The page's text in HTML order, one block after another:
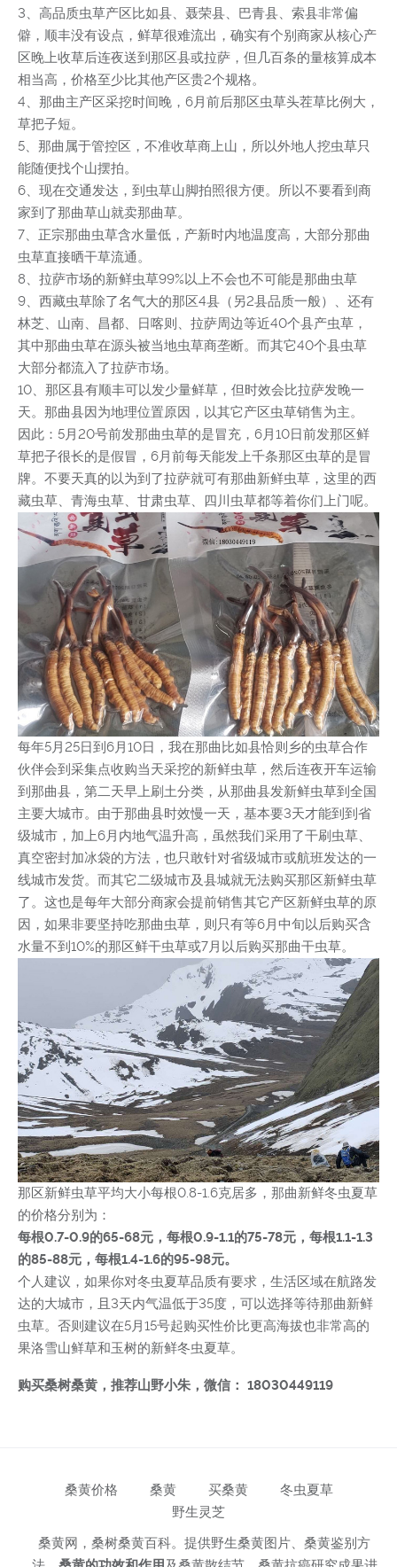
3、高品质虫草产区比如县、聂荣县、巴青县、索县非常偏
僻，顺丰没有设点，鲜草很难流出，确实有个别商家从核心产
区晚上收草后连夜送到那区县或拉萨，但几百条的量核算成本
相当高，价格至少比其他产区贵2个规格。
4、那曲主产区采挖时间晚，6月前后那区虫草头茬草比例大，
草把子短。
5、那曲属于管控区，不准收草商上山，所以外地人挖虫草只
能随便找个山摆拍。
6、现在交通发达，到虫草山脚拍照很方便。所以不要看到商
家到了那曲草山就卖那曲草。
7、正宗那曲虫草含水量低，产新时内地温度高，大部分那曲
虫草直接晒干草流通。
8、拉萨市场的新鲜虫草99%以上不会也不可能是那曲虫草
9、西藏虫草除了名气大的那区4县（另2县品质一般）、还有
林芝、山南、昌都、日喀则、拉萨周边等近40个县产虫草，
其中那曲虫草在源头被当地虫草商垄断。而其它40个县虫草
大部分都流入了拉萨市场。
10、那区县有顺丰可以发少量鲜草，但时效会比拉萨发晚一
天。那曲县因为地理位置原因，以其它产区虫草销售为主。
因此：5月20号前发那曲虫草的是冒充，6月10日前发那区鲜
草把子很长的是假冒，6月前每天能发上千条那区虫草的是冒
牌。不要天真的以为到了拉萨就可有那曲新鲜虫草，这里的西
藏虫草、青海虫草、甘肃虫草、四川虫草都等着你们上门呢。
每年5月25日到6月10日，我在那曲比如县恰则乡的虫草合作
伙伴会到采集点收购当天采挖的新鲜虫草，然后连夜开车运输
到那曲县，第二天早上刷土分类，从那曲县发新鲜虫草到全国
主要大城市。由于那曲县时效慢一天，基本要3天才能到到省
级城市，加上6月内地气温升高，虽然我们采用了干刷虫草、
真空密封加冰袋的方法，也只敢针对省级城市或航班发达的一
线城市发货。而其它二级城市及县城就无法购买那区新鲜虫草
了。这也是每年大部分商家会提前销售其它产区新鲜虫草的原
因，如果非要坚持吃那曲虫草，则只有等6月中旬以后购买含
水量不到10%的那区鲜干虫草或7月以后购买那曲干虫草。
那区新鲜虫草平均大小每根0.8-1.6克居多，那曲新鲜冬虫夏草
的价格分别为：
每根0.7-0.9的65-68元，每根0.9-1.1的75-78元，每根1.1-1.3
的85-88元，每根1.4-1.6的95-98元。
个人建议，如果你对冬虫夏草品质有要求，生活区域在航路发
达的大城市，且3天内气温低于35度，可以选择等待那曲新鲜
虫草。否则建议在5月15号起购买性价比更高海拔也非常高的
果洛雪山鲜草和玉树的新鲜冬虫夏草。
购买桑树桑黄，推荐山野小朱，微信： 18030449119
桑黄价格 桑黄 买桑黄
冬虫夏草
野生灵芝
桑黄网，桑树桑黄百科。提供野生桑黄图片、桑黄鉴别方